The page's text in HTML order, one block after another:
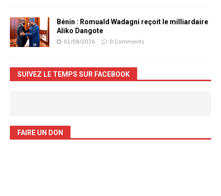
Bénin : Romuald Wadagni reçoit le milliardaire
Aliko Dangote
01/08/2026 0 Comments
SUIVEZ LE TEMPS SUR FACEBOOK
FAIRE UN DON